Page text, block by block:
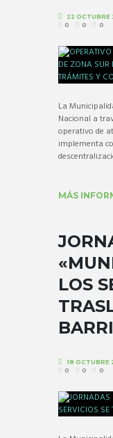
22 OCTUBRE
0 0 0
La
Nacional a
operativo de
implementa
MÁS
LOS
18 OCTUBRE
0 0 0